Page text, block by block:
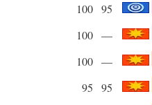
95
100
—
100
—
100
95
95